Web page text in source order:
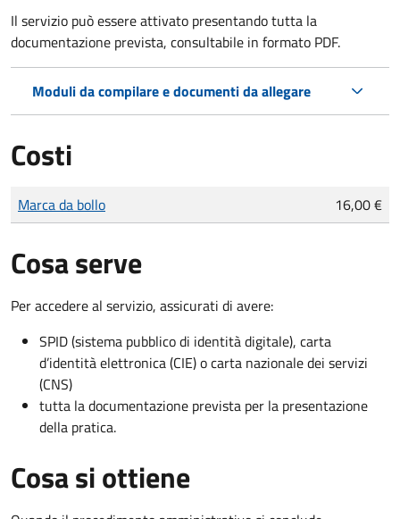
Il servizio può essere attivato presentando tutta la
documentazione prevista, consultabile in formato PDF.
Moduli da compilare e documenti da allegare
Costi
Tipo di pagamento
Importo
Marca da bollo 16,00 €
Cosa serve
Per accedere al servizio, assicurati di avere:
SPID (sistema pubblico di identità digitale), carta
d’identità elettronica (CIE) o carta nazionale dei servizi
(CNS)
tutta la documentazione prevista per la presentazione
della pratica.
Cosa si ottiene